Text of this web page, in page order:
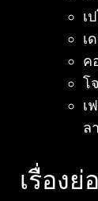
เ
เ
ค
โ
เ
ลา
เรื่องย่อ